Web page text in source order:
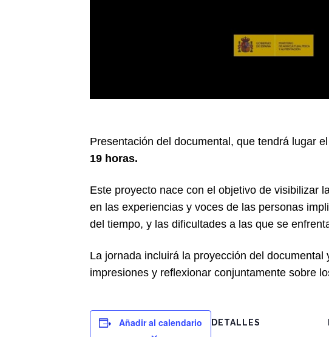
Presentación del documental, que tendrá lugar
19 horas.
Este proyecto nace con el objetivo de visibilizar
en las experiencias y voces de las personas
del tiempo, y las dificultades a las que se
La jornada incluirá la proyección del
impresiones y reflexionar conjuntamente sobre
Añadir al calendario DETALLES